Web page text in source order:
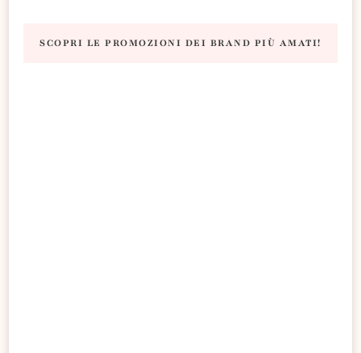
SCOPRI LE PROMOZIONI DEI BRAND PIÙ AMATI!